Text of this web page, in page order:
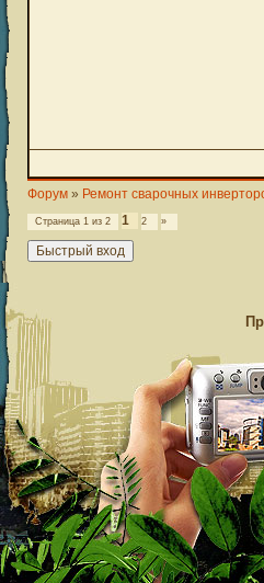
Форум » Ремонт сварочных
Страница 1 из 2 1 2 »